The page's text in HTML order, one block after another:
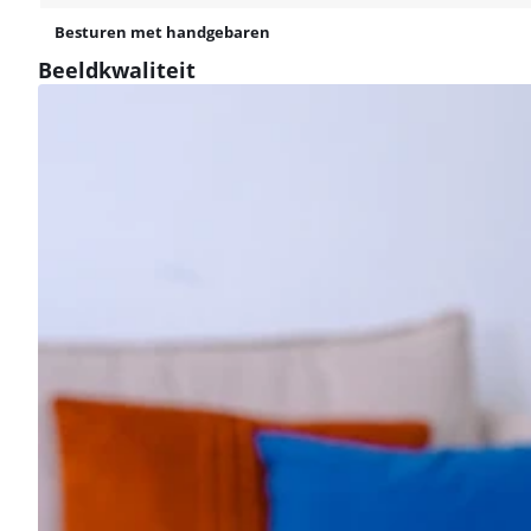
Besturen met handgebaren
Beeldkwaliteit